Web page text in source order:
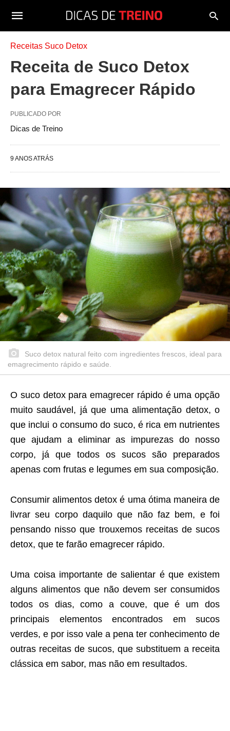
Receitas Suco Detox
Receita de Suco Detox
para Emagrecer Rápido
PUBLICADO POR
Dicas de Treino
9 ANOS ATRÁS
Suco detox natural feito com ingredientes frescos, ideal para
emagrecimento rápido e saúde.
O suco detox para emagrecer rápido é uma opção
muito saudável, já que uma alimentação detox, o
que inclui o consumo do suco, é rica em nutrientes
que ajudam a eliminar as impurezas do nosso
corpo, já que todos os sucos são preparados
apenas com frutas e legumes em sua composição.
Consumir alimentos detox é uma ótima maneira de
livrar seu corpo daquilo que não faz bem, e foi
pensando nisso que trouxemos receitas de sucos
detox, que te farão emagrecer rápido.
Uma coisa importante de salientar é que existem
alguns alimentos que não devem ser consumidos
todos os dias, como a couve, que é um dos
principais elementos encontrados em sucos
verdes, e por isso vale a pena ter conhecimento de
outras receitas de sucos, que substituem a receita
clássica em sabor, mas não em resultados.